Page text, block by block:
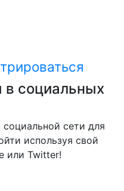
в социальных
социальной сети для
используя свой
или Twitter!